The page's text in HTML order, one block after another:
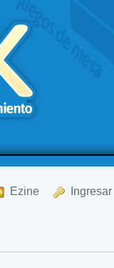
Ezine Ingresar